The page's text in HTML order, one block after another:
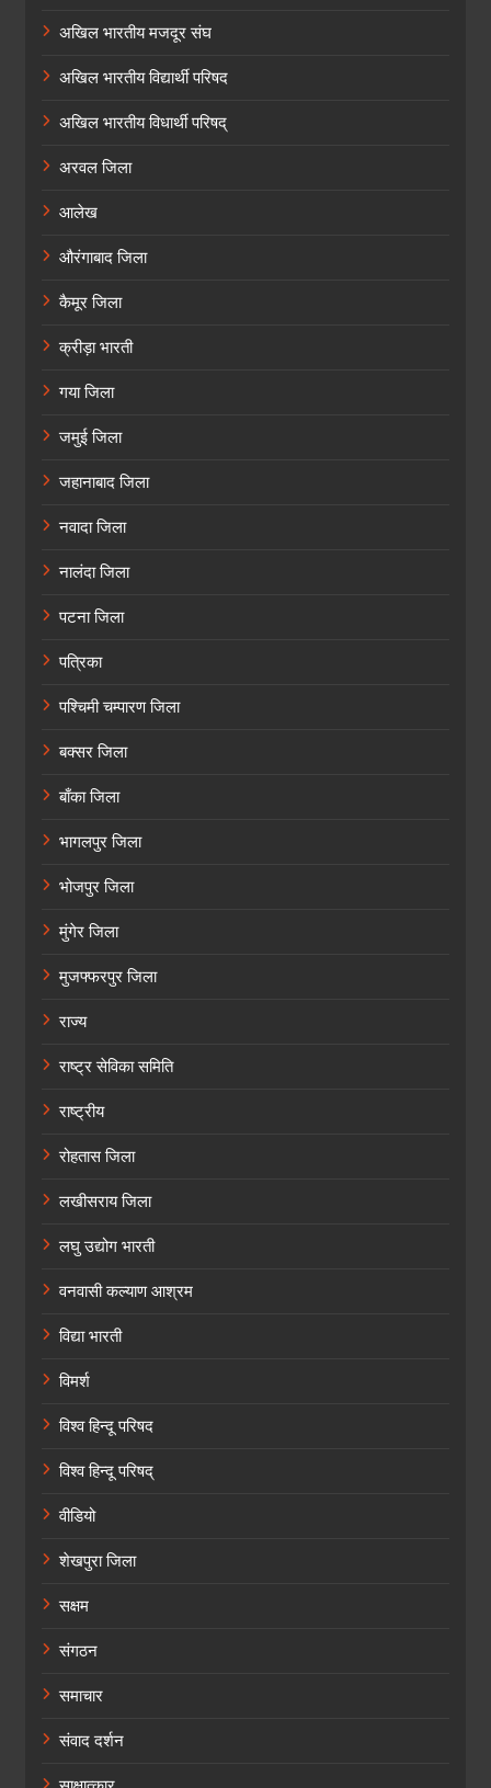
अखिल भारतीय मजदूर संघ
अखिल भारतीय विद्यार्थी परिषद
अखिल भारतीय विधार्थी परिषद्
अरवल जिला
आलेख
औरंगाबाद जिला
कैमूर जिला
क्रीड़ा भारती
गया जिला
जमुई जिला
जहानाबाद जिला
नवादा जिला
नालंदा जिला
पटना जिला
पत्रिका
पश्चिमी चम्पारण जिला
बक्सर जिला
बाँका जिला
भागलपुर जिला
भोजपुर जिला
मुंगेर जिला
मुजफ्फरपुर जिला
राज्य
राष्ट्र सेविका समिति
राष्ट्रीय
रोहतास जिला
लखीसराय जिला
लघु उद्योग भारती
वनवासी कल्याण आश्रम
विद्या भारती
विमर्श
विश्व हिन्दू परिषद
विश्व हिन्दू परिषद्
वीडियो
शेखपुरा जिला
सक्षम
संगठन
समाचार
संवाद दर्शन